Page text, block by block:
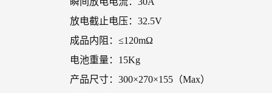
放电截止电压：32.5V
成品内阻：≤120mΩ
电池重量：15Kg
产品尺寸：300×270×155（Max）